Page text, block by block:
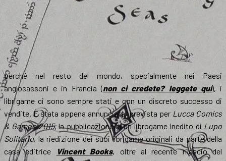
perché nel resto del mondo, specialmente nei Paesi
anglosassoni e in Francia (non ci credete? leggete qui), i
librigame ci sono sempre stati e con un discreto successo di
vendite. È stata appena annunciata, prevista per Lucca Comics
& Games 2015, la pubblicazione di un librogame inedito di Lupo
Solitario, la riedizione dei suoi librigame originali da parte della
casa editrice
Vincent Books, oltre al recente rilascio del